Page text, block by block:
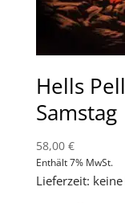
Hells
Samstag
58,00 €
Enthält 7% MwSt.
Lieferzeit: